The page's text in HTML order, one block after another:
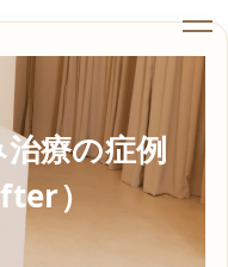
療の症例
）